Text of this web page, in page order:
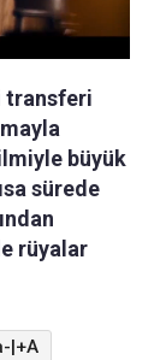
transferi
büyük
sürede
rüyalar
+A